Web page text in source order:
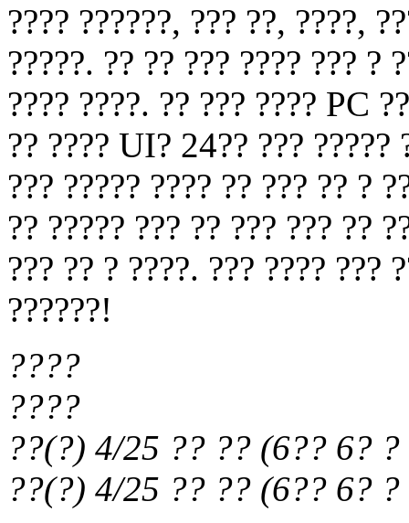
???? ??????, ??? ??, ????,
?????. ?? ?? ??? ???? ??? ?
???? ????. ?? ??? ???? PC
?? ???? UI? 24?? ??? ?????
??? ????? ???? ?? ??? ?? ?
?? ????? ??? ?? ??? ??? ??
??? ?? ? ????. ??? ???? ???
??????!
????
????
??(?) 4/25 ?? ?? (6?? 6?
??(?) 4/25 ?? ?? (6?? 6?